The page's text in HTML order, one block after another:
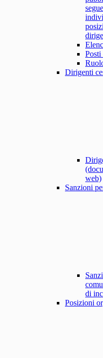
Dirigenti
web)
Sanzioni
di
Posizioni